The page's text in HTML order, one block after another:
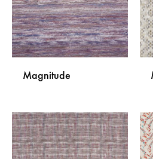
Magnitude
DODAJ
NA
LISTU